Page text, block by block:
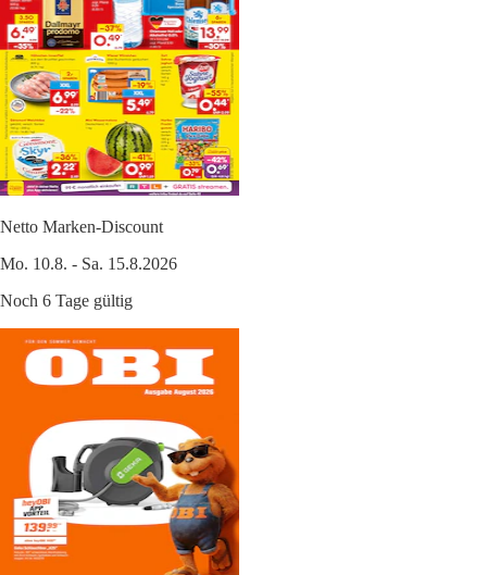
Netto Marken-Discount
Mo. 10.8. - Sa. 15.8.2026
Noch 6 Tage gültig